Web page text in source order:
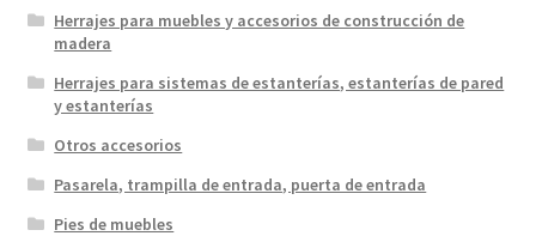
Herrajes para muebles y accesorios de construcción de
madera
Herrajes para sistemas de estanterías, estanterías de pared
y estanterías
Otros accesorios
Pasarela, trampilla de entrada, puerta de entrada
Pies de muebles